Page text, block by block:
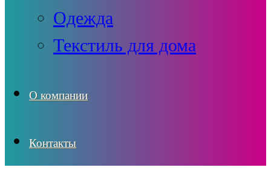
Одежда
Текстиль для дома
О компании
Контакты